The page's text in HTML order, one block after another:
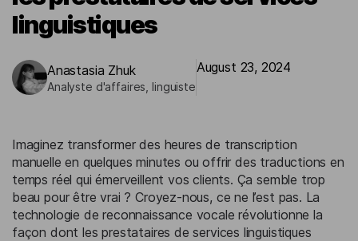
linguistiques
Аnastasia Zhuk
Analyste d'affaires, linguiste
August 23, 2024
Imaginez transformer des heures de transcription
manuelle en quelques minutes ou offrir des traductions en
temps réel qui émerveillent vos clients. Ça semble trop
beau pour être vrai ? Croyez-nous, ce ne l’est pas. La
technologie de reconnaissance vocale révolutionne la
façon dont les prestataires de services linguistiques